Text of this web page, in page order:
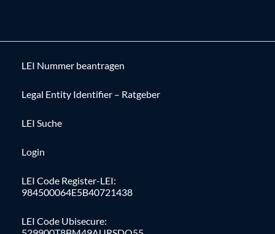
LEI Nummer beantragen
Legal Entity Identifier – Ratgeber
LEI Suche
Login
LEI Code Register-LEI:
984500064E5B40721438
LEI Code Ubisecure: